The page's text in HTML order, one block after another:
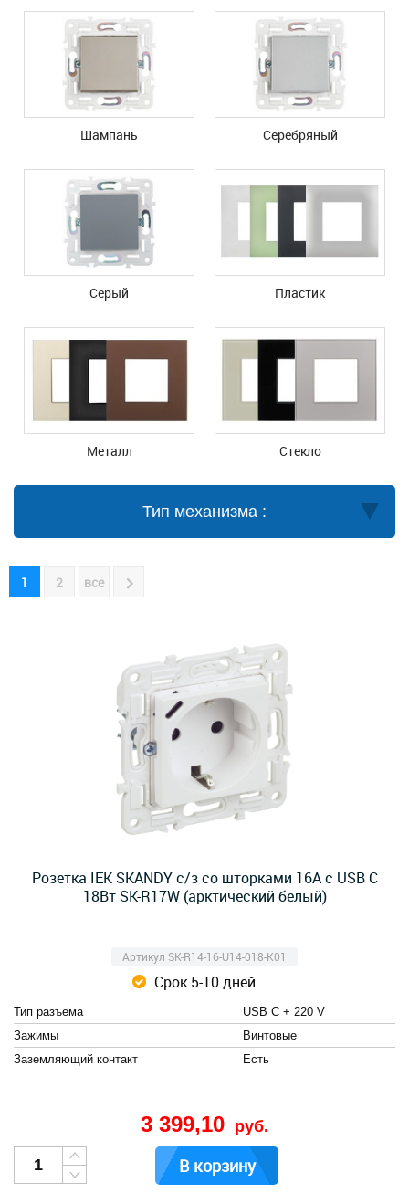
Шампань Серебряный
Серый Пластик
Металл Стекло
Тип механизма :
1 2 все
Розетка IEK SKANDY с/з со шторками 16А с USB C
18Вт SK-R17W (арктический белый)
Артикул SK-R14-16-U14-018-K01
Срок 5-10 дней
Тип разъема
USB C + 220 V
Зажимы
Винтовые
Заземляющий контакт
Есть
3 399,10 руб.
В корзину